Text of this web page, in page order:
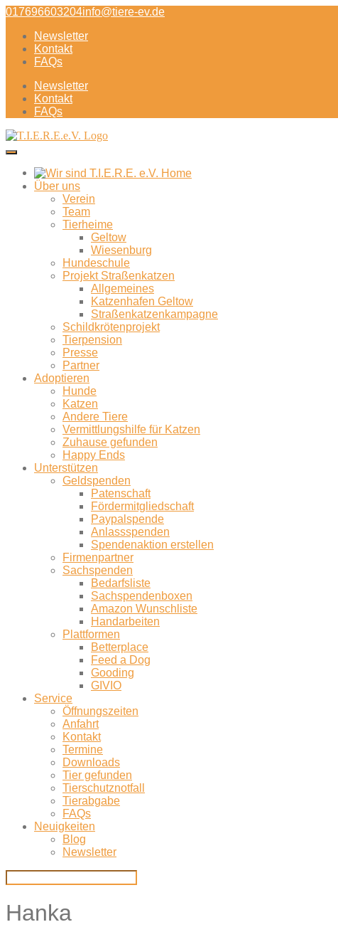
Direkt
Inhalt
017696603204info@tiere-ev.de
Newsletter
Kontakt
FAQs
Newsletter
Kontakt
FAQs
Über uns
Verein
Team
Tierheime
Geltow
Wiesenburg
Hundeschule
Projekt Straßenkatzen
Allgemeines
Katzenhafen Geltow
Straßenkatzenkampagne
Schildkrötenprojekt
Tierpension
Presse
Partner
Adoptieren
Hunde
Katzen
Andere Tiere
Vermittlungshilfe für Katzen
Zuhause gefunden
Happy Ends
Unterstützen
Geldspenden
Patenschaft
Fördermitgliedschaft
Paypalspende
Anlassspenden
Spendenaktion erstellen
Firmenpartner
Sachspenden
Bedarfsliste
Sachspendenboxen
Amazon Wunschliste
Handarbeiten
Plattformen
Betterplace
Feed a Dog
Gooding
GIVIO
Service
Öffnungszeiten
Anfahrt
Kontakt
Termine
Downloads
Tier gefunden
Tierschutznotfall
Tierabgabe
FAQs
Neuigkeiten
Blog
Newsletter
Hanka